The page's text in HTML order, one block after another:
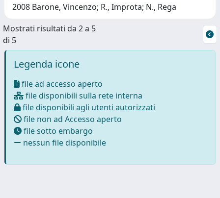
2008 Barone, Vincenzo; R., Improta; N., Rega
Mostrati risultati da 2 a 5
di 5
Legenda icone
file ad accesso aperto
file disponibili sulla rete interna
file disponibili agli utenti autorizzati
file non ad Accesso aperto
file sotto embargo
nessun file disponibile